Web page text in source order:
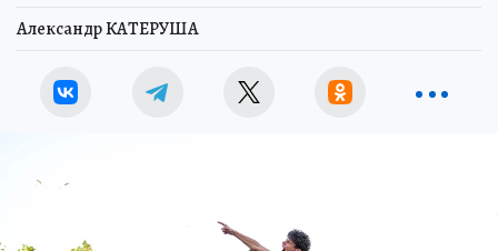
Александр КАТЕРУША